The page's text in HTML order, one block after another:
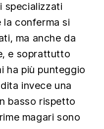
specializzati
la conferma si
ma anche da
e soprattutto
ha più punteggio
invece una
basso rispetto
magari sono